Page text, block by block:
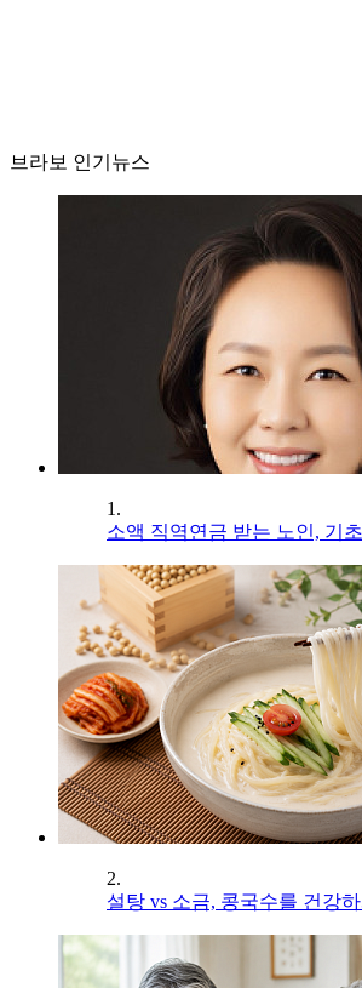
브라보 인기뉴스
1.
소액 직역연금 받는 노인, 기
2.
설탕 vs 소금, 콩국수를 건강